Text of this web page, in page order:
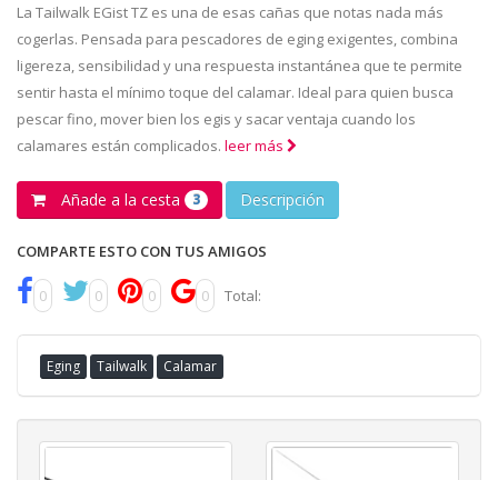
La Tailwalk EGist TZ es una de esas cañas que notas nada más
cogerlas. Pensada para pescadores de eging exigentes, combina
ligereza, sensibilidad y una respuesta instantánea que te permite
sentir hasta el mínimo toque del calamar. Ideal para quien busca
pescar fino, mover bien los egis y sacar ventaja cuando los
calamares están complicados. leer más
Añade a la cesta 3 Descripción
COMPARTE ESTO CON TUS AMIGOS
0 0 0 0 Total:
Eging Tailwalk Calamar